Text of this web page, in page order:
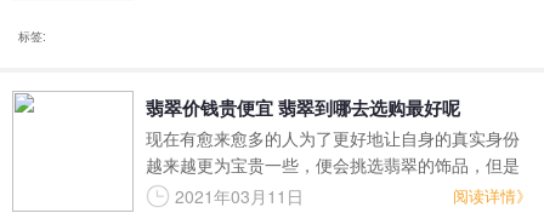
标签:
翡翠价钱贵便宜 翡翠到哪去选购最好呢
现在有愈来愈多的人为了更好地让自身的真实身份
越来越更为宝贵一些，便会挑选翡翠的饰品，但是
在挑选翡翠饰品的情况下，最令人关注的是翡翠的
2021年03月11日 阅读详情》